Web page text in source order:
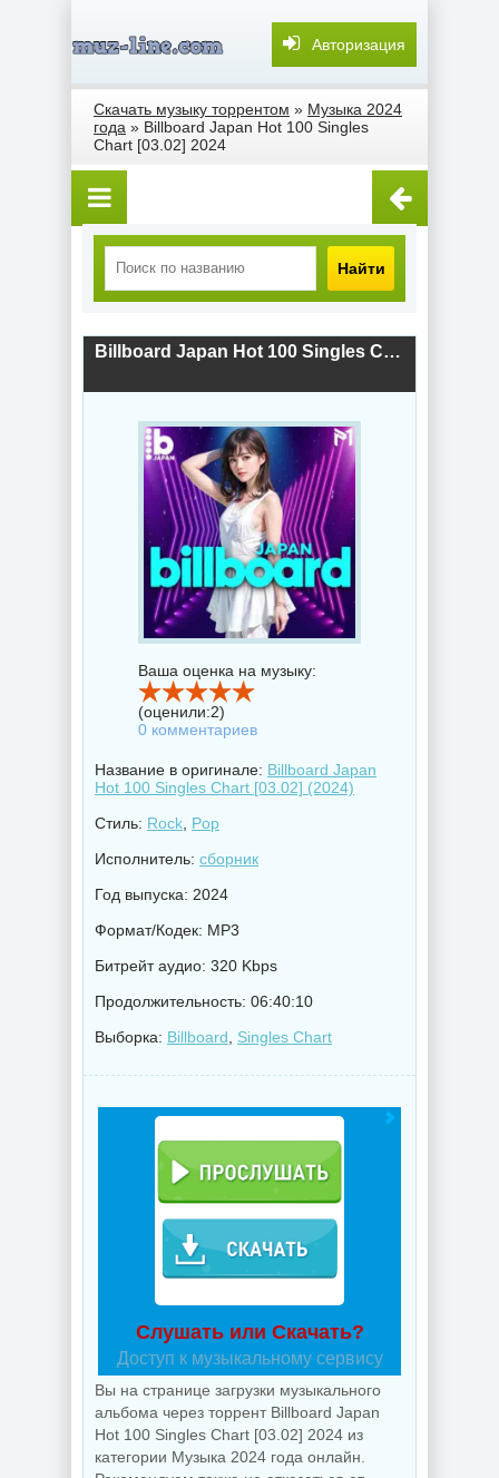
Авторизация
Скачать музыку торрентом » Музыка 2024
года » Billboard Japan Hot 100 Singles
Chart [03.02] 2024
Найти
Billboard Japan Hot 100 Singles Chart [03.02] 2024 (2024) скачать торрент
Ваша оценка на музыку:
(оценили:2)
0 комментариев
Название в оригинале: Billboard Japan
Hot 100 Singles Chart [03.02] (2024)
Стиль: Rock Pop
Исполнитель: сборник
Год выпуска: 2024
Формат/Кодек: MP3
Битрейт аудио: 320 Kbps
Продолжительность: 06:40:10
Выборка: Billboard Singles Chart
Слушать или Скачать?
Доступ к музыкальному сервису
Вы на странице загрузки музыкального
альбома через торрент Billboard Japan
Hot 100 Singles Chart [03.02] 2024 из
категории Музыка 2024 года онлайн.